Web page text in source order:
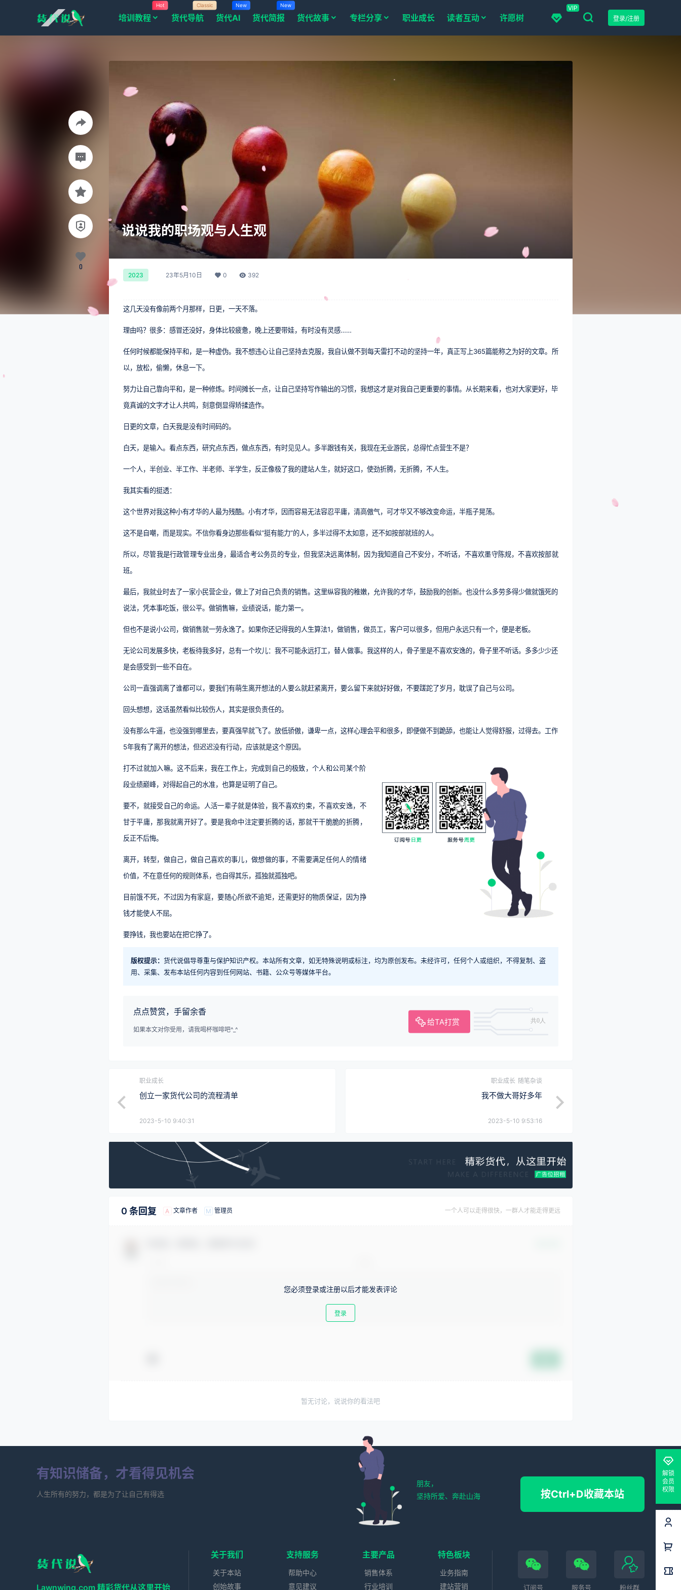
VIP
登录/注册
培训教程
Hot
货代导航
Classic
货代AI
New
货代简报
New
货代故事 专栏分享 职业成长 读者互动 许愿树
说说我的职场观与人生观
2023 23年5月10日 0 392
这几天没有像前两个月那样，日更，一天不落。
理由吗？很多：感冒还没好，身体比较疲惫，晚上还要带娃，有时没有灵感……
任何时候都能保持平和，是一种虚伪。我不想违心让自己坚持去克服，我自认做不到每天雷打不动的坚持一年，真正写上365篇能称之为好的文章。所
以，放松，偷懒，休息一下。
努力让自己靠向平和，是一种修炼。时间摊长一点，让自己坚持写作输出的习惯，我想这才是对我自己更重要的事情。从长期来看，也对大家更好，毕
竟真诚的文字才让人共鸣，刻意倒显得矫揉造作。
日更的文章，白天我是没有时间码的。
白天，是输入。看点东西，研究点东西，做点东西，有时见见人。多半跟钱有关，我现在无业游民，总得忙点营生不是？
一个人，半创业、半工作、半老师、半学生，反正像极了我的建站人生，就好这口，使劲折腾，无折腾，不人生。
我其实看的挺透：
这个世界对我这种小有才华的人最为残酷。小有才华，因而容易无法容忍平庸，清高傲气，可才华又不够改变命运，半瓶子晃荡。
这不是自嘲，而是现实。不信你看身边那些看似“挺有能力”的人，多半过得不太如意，还不如按部就班的人。
所以，尽管我是行政管理专业出身，最适合考公务员的专业，但我坚决远离体制，因为我知道自己不安分，不听话，不喜欢墨守陈规，不喜欢按部就
班。
最后，我就业时去了一家小民营企业，做上了对自己负责的销售。这里纵容我的稚嫩，允许我的才华，鼓励我的创新。也没什么多劳多得少做就饿死的
说法，凭本事吃饭，很公平。做销售嘛，业绩说话，能力第一。
但也不是说小公司，做销售就一劳永逸了。如果你还记得我的人生算法1，做销售，做员工，客户可以很多，但用户永远只有一个，便是老板。
无论公司发展多快，老板待我多好，总有一个坎儿：我不可能永远打工，替人做事。我这样的人，骨子里是不喜欢安逸的，骨子里不听话。多多少少还
是会感受到一些不自在。
公司一直强调离了谁都可以，要我们有萌生离开想法的人要么就赶紧离开，要么留下来就好好做，不要蹉跎了岁月，耽误了自己与公司。
回头想想，这话虽然看似比较伤人，其实是很负责任的。
没有那么牛逼，也没强到哪里去，要真强早就飞了。放低骄傲，谦卑一点，这样心理会平和很多，即便做不到跪舔，也能让人觉得舒服，过得去。工作
5年我有了离开的想法，但迟迟没有行动，应该就是这个原因。
打不过就加入嘛。这不后来，我在工作上，完成到自己的极致，个人和公司某个阶
段业绩巅峰，对得起自己的水准，也算是证明了自己。
要不，就接受自己的命运。人活一辈子就是体验，我不喜欢约束，不喜欢安逸，不
甘于平庸，那我就离开好了。要是我命中注定要折腾的话，那就干干脆脆的折腾，
反正不后悔。
离开，转型，做自己，做自己喜欢的事儿，做想做的事，不需要满足任何人的情绪
价值，不在意任何的规则体系，也自得其乐，孤独就孤独吧。
目前饿不死，不过因为有家庭，要随心所欲不逾矩，还需更好的物质保证，因为挣
钱才能使人不屈。
要挣钱，我也要站在把它挣了。
版权提示： 货代说倡导尊重与保护知识产权。本站所有文章，如无特殊说明或标注，均为原创发布。未经许可，任何个人或组织，不得复制、盗
用、采集、发布本站任何内容到任何网站、书籍、公众号等媒体平台。
点点赞赏，手留余香
给TA打赏 共0人
如果本文对你受用，请我喝杯咖啡吧^_^
0
职业成长
创立一家货代公司的流程清单
2023-5-10 9:40:31
职业成长 随笔杂谈
我不做大哥好多年
2023-5-10 9:53:16
0 条回复 A 文章作者 M 管理员 一个人可以走得很快，一群人才能走得更远
您必须登录或注册以后才能发表评论
登录
暂无讨论，说说你的看法吧
解锁
会员
权限
有知识储备，才看得见机会
人生所有的努力，都是为了让自己有得选 按Ctrl+D收藏本站
朋友，
坚持所爱、奔赴山海
Lawnwing.com 精彩货代从这里开始
关于我们
关于本站
创始故事
支持服务
帮助中心
意见建议
主要产品
销售体系
行业培训
特色板块
业务指南
建站营销
订阅号 服务号 粉丝群